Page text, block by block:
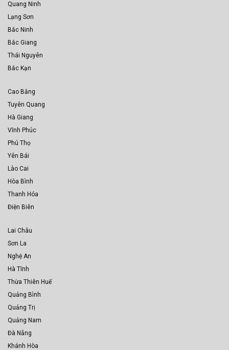
Quang Ninh
Lạng Sơn
Bắc Ninh
Bắc Giang
Thái Nguyên
Bắc Kạn
Cao Bằng
Tuyên Quang
Hà Giang
Vĩnh Phúc
Phú Thọ
Yên Bái
Lào Cai
Hòa Bình
Thanh Hóa
Điện Biên
Lai Châu
Sơn La
Nghệ An
Hà Tĩnh
Thừa Thiên Huế
Quảng Bình
Quảng Trị
Quảng Nam
Đà Nẵng
Khánh Hòa